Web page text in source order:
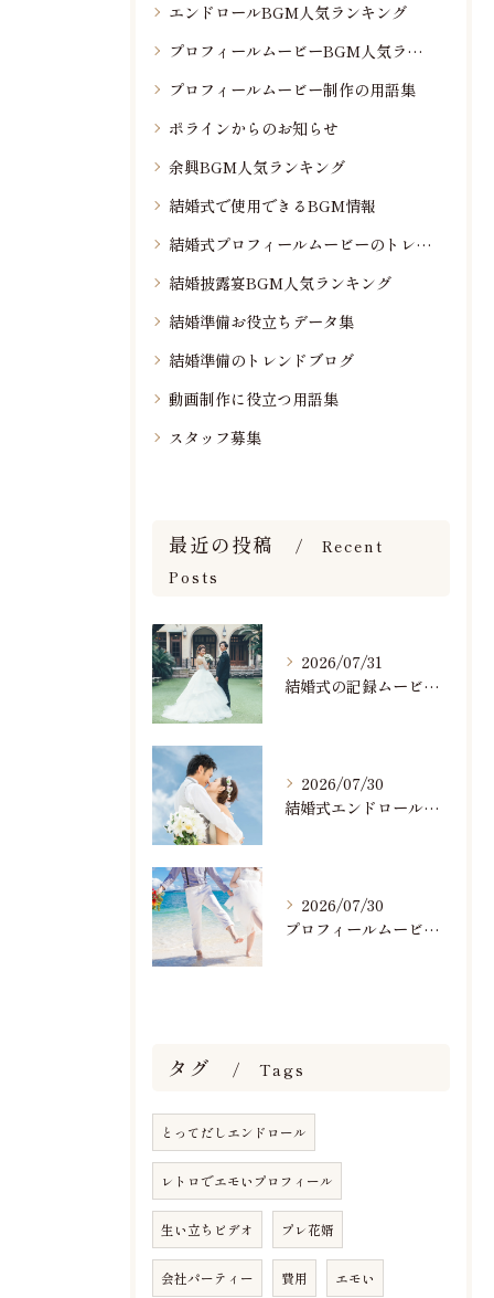
エンドロールBGM人気ランキング
プロフィールムービーBGM人気ランキング
プロフィールムービー制作の用語集
ポラインからのお知らせ
余興BGM人気ランキング
結婚式で使用できるBGM情報
結婚式プロフィールムービーのトレンド情報
結婚披露宴BGM人気ランキング
結婚準備お役立ちデータ集
結婚準備のトレンドブログ
動画制作に役立つ用語集
スタッフ募集
最近の投稿
Recent
Posts
2026/07/31
結婚式の記録ムービーの映像撮影スタッフを募集中です
2026/07/30
結婚式エンドロールで人気のおすすめBGM楽曲ランキング！(7/29最新)
2026/07/30
プロフィールムービーで人気おすすめのBGM楽曲ランキング！(7/29最新)
タグ Tags
とってだしエンドロール
レトロでエモいプロフィール
生い立ちビデオ プレ花婿
会社パーティー 費用 エモい